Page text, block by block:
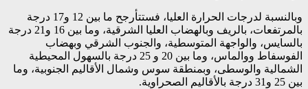
وبالنسبة لدرجات الحرارة العليا، فستتأرجح ما بين 12 و17 درجة
بالمرتفعات، بالريف وبالهضاب العليا الشرقية، وما بين 16 و21 درجة
بالسايس، والواجهة المتوسطية، والجنوب الشرقي وبهضاب
الفوسفاط ووالماس، وما بين 20 و 25 درجة بالسهول المحيطية
الشمالية والوسطى، وبمنطقة سوس وشمال الأقاليم الجنوبية، وما
بين 25 و31 درجة بالأقاليم الصحراوية.